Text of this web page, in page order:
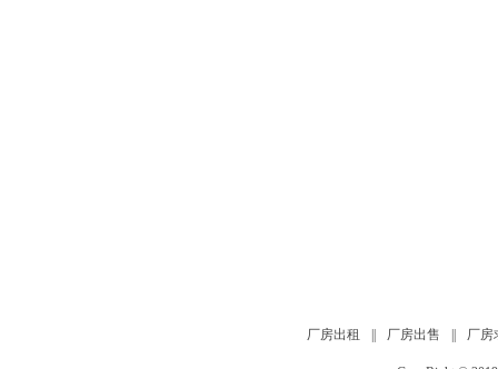
厂房出租 厂房出售 厂房